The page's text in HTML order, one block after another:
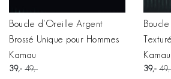
Boucle d'Oreille Argent
Brossé Unique pour Hommes
Kamau
39 49
Kamau
39 49